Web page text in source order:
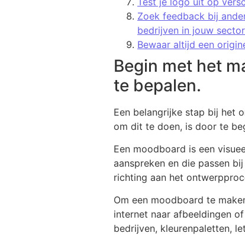
Zoek feedback bij
bedrijven in jouw
Bewaar altijd een
Begin met het
te bepalen.
Een belangrijke stap bij het
om dit te doen, is door te
Een moodboard is een
aanspreken en die passen
richting aan het
Om een moodboard te
internet naar afbeeldingen
bedrijven, kleurenpaletten,